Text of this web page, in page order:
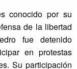
conocido por su
de la libertad
fue detenido
en protestas
Su participación